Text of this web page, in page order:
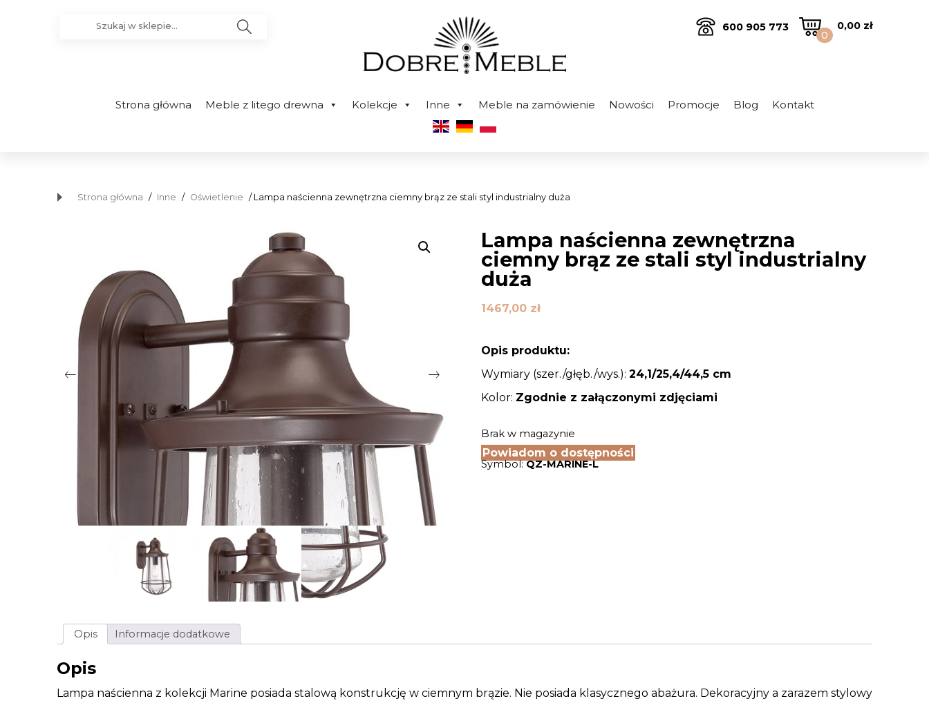
0
0,00 zł
600 905 773
Strona główna Meble z litego drewna Kolekcje Inne Meble na zamówienie Nowości Promocje Blog Kontakt
Strona główna / Inne / Oświetlenie / Lampa naścienna zewnętrzna ciemny brąz ze stali styl industrialny duża
Lampa naścienna zewnętrzna
ciemny brąz ze stali styl industrialny
duża
1467,00 zł
Opis produktu:
Wymiary (szer./głęb./wys.): 24,1/25,4/44,5 cm
Kolor: Zgodnie z załączonymi zdjęciami
Brak w magazynie
Powiadom o dostępności
Symbol:QZ-MARINE-L
Opis Informacje dodatkowe
Opis
Lampa naścienna z kolekcji Marine posiada stalową konstrukcję w ciemnym brązie. Nie posiada klasycznego abażura. Dekoracyjny a zarazem stylowy